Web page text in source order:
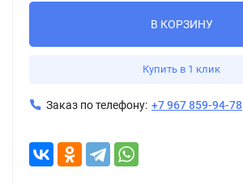
В КОРЗИНУ
Купить в 1 клик
Заказ по телефону: +7 967 859-94-78